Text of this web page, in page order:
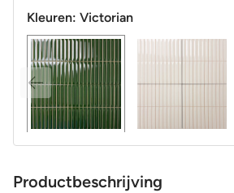
Kleuren: Victorian
Productbeschrijving